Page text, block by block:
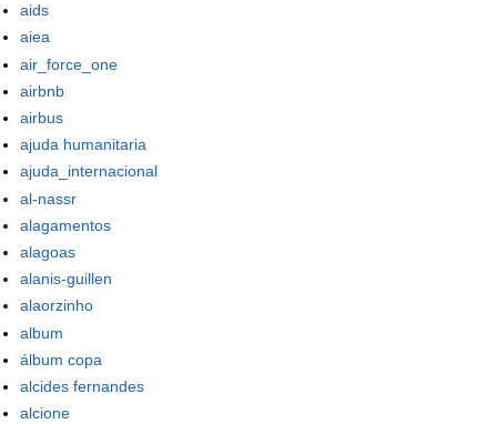
aids
aiea
air_force_one
airbnb
airbus
ajuda humanitaria
ajuda_internacional
al-nassr
alagamentos
alagoas
alanis-guillen
alaorzinho
album
álbum copa
alcides fernandes
alcione